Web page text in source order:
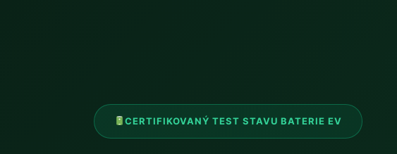
CERTIFIKOVANÝ TEST STAVU BATERIE EV